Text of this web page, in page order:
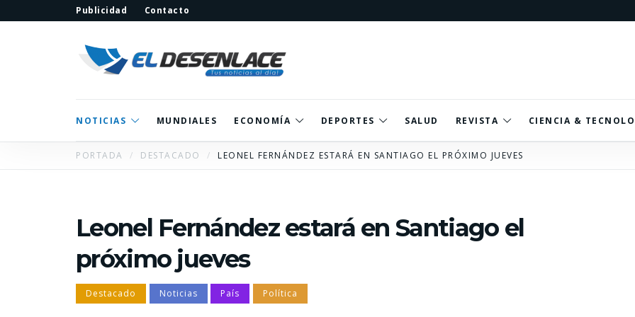
Publicidad Contacto
NOTICIAS MUNDIALES ECONOMÍA DEPORTES SALUD REVISTA CIENCIA &
PORTADA DESTACADO LEONEL FERNÁNDEZ ESTARÁ EN SANTIAGO EL PRÓXIMO JUEVES
Leonel Fernández estará en Santiago el
próximo jueves
Destacado Noticias País Política